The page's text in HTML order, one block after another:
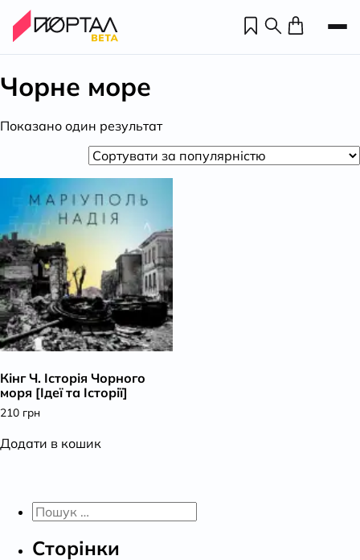
Чорне море
Показано один результат
Кінг Ч. Історія Чорного
моря [Ідеї та Історії]
210 грн
Додати в кошик
Пошук:
Сторінки